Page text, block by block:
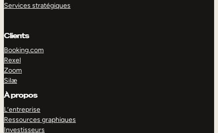
Services stratégiques
Clients
Booking.com
Rexel
Zoom
Silæ
À propos
L’entreprise
Ressources graphiques
Investisseurs